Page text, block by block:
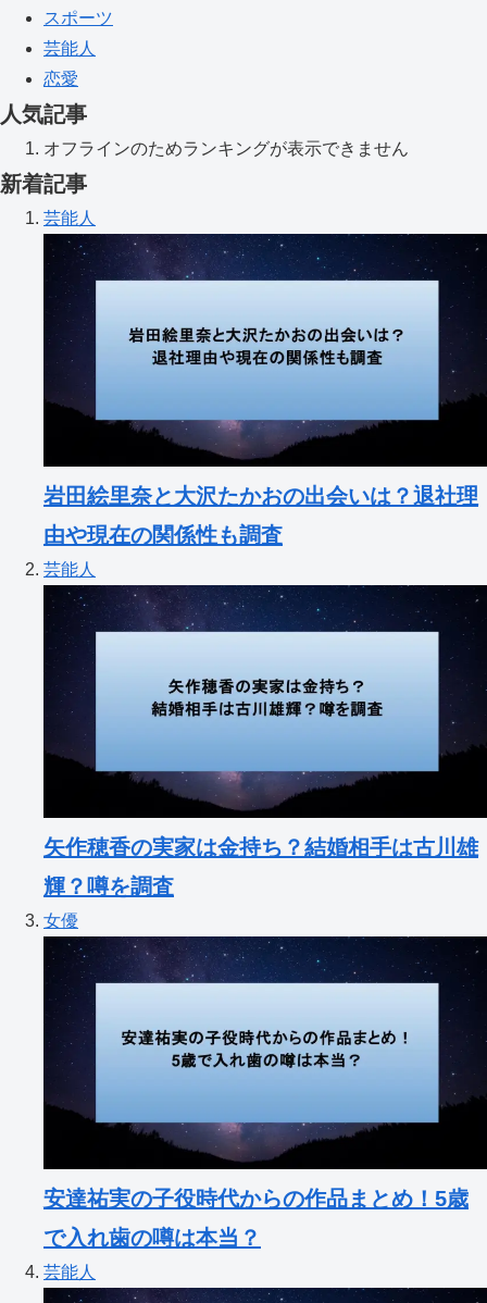
スポーツ
芸能人
恋愛
人気記事
オフラインのためランキングが表示できません
新着記事
芸能人
岩田絵里奈と大沢たかおの出会いは？退社理
由や現在の関係性も調査
芸能人
矢作穂香の実家は金持ち？結婚相手は古川雄
輝？噂を調査
女優
安達祐実の子役時代からの作品まとめ！5歳
で入れ歯の噂は本当？
芸能人